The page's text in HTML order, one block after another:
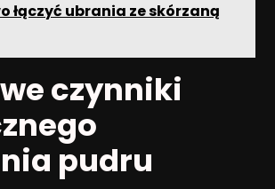
łączyć ubrania ze skórzaną
czynniki
pudru